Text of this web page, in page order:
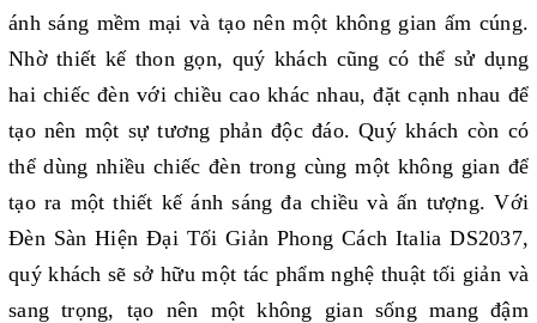
ánh sáng mềm mại và tạo nên một không gian ấm cúng.
Nhờ thiết kế thon gọn, quý khách cũng có thể sử dụng
hai chiếc đèn với chiều cao khác nhau, đặt cạnh nhau để
tạo nên một sự tương phản độc đáo. Quý khách còn có
thể dùng nhiều chiếc đèn trong cùng một không gian để
tạo ra một thiết kế ánh sáng đa chiều và ấn tượng. Với
Đèn Sàn Hiện Đại Tối Giản Phong Cách Italia DS2037,
quý khách sẽ sở hữu một tác phẩm nghệ thuật tối giản và
sang trọng, tạo nên một không gian sống mang đậm